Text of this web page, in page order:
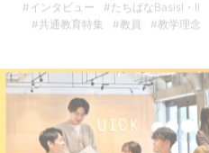
#インタビュー
#たちばなBasisⅠ・Ⅱ
#共通教育特集
#教員 #教学理念